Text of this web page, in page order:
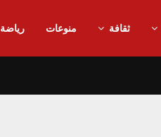
ثقافة منوعات رياضة